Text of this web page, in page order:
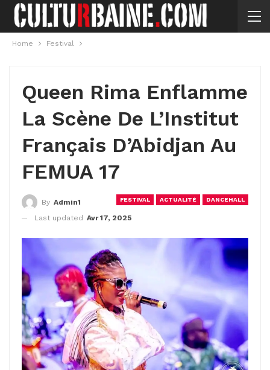
Home Festival
Queen Rima Enflamme
La Scène De L’Institut
Français D’Abidjan Au
FEMUA 17
FESTIVAL ACTUALITÉ DANCEHALL
By Admin1
Last updated Avr 17, 2025